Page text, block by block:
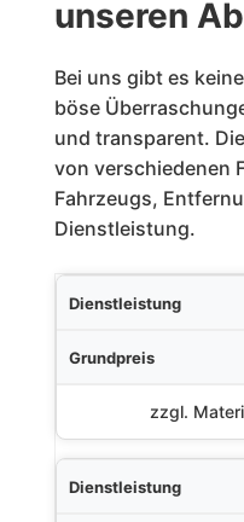
unseren
Bei uns gibt es
böse
und transparent.
von verschiedenen
Fahrzeugs,
Dienstleistung.
zzgl.